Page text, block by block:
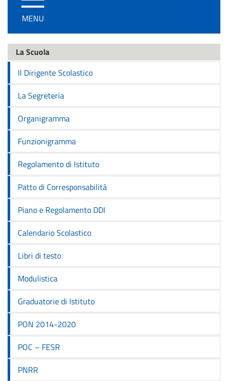
/
disattiva
navigazione
MENU
La Scuola
Il Dirigente Scolastico
La Segreteria
Organigramma
Funzionigramma
Regolamento di Istituto
Patto di Corresponsabilità
Piano e Regolamento DDI
Calendario Scolastico
Libri di testo
Modulistica
Graduatorie di Istituto
PON 2014-2020
POC – FESR
PNRR